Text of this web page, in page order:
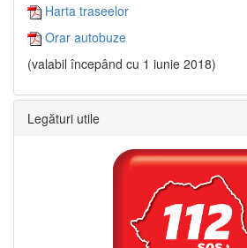
Harta traseelor
Orar autobuze
(valabil începând cu 1 iunie 2018)
Legături utile